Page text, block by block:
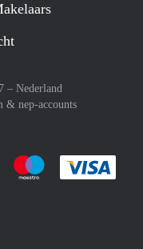
– Nederland
& nep-accounts
af met Paypal
Je rekent gemakkelijk af met
Je rekent